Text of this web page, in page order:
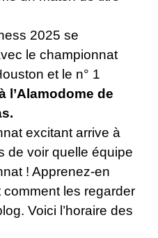
2025 se
le championnat
et le n° 1
l’Alamodome de
excitant arrive à
de voir quelle équipe
! Apprenez-en
les regarder
Voici l’horaire des